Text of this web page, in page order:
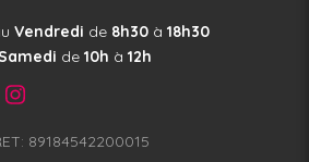
Vendredi de 8h30à 18h30
de 10h à 12h
89184542200015